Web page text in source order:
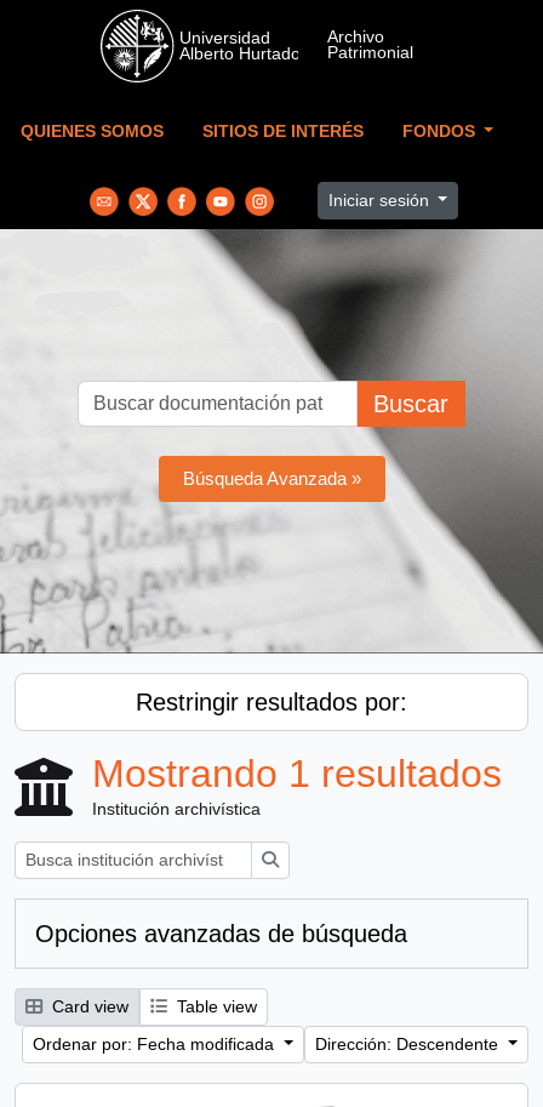
Skip to main content
QUIENES SOMOS SITIOS DE INTERÉS FONDOS
Iniciar sesión
Buscar
Búsqueda Avanzada »
Restringir resultados por:
Mostrando 1 resultados
Institución archivística
Opciones avanzadas de búsqueda
Card view
Table view
Ordenar por: Fecha modificada
Dirección: Descendente